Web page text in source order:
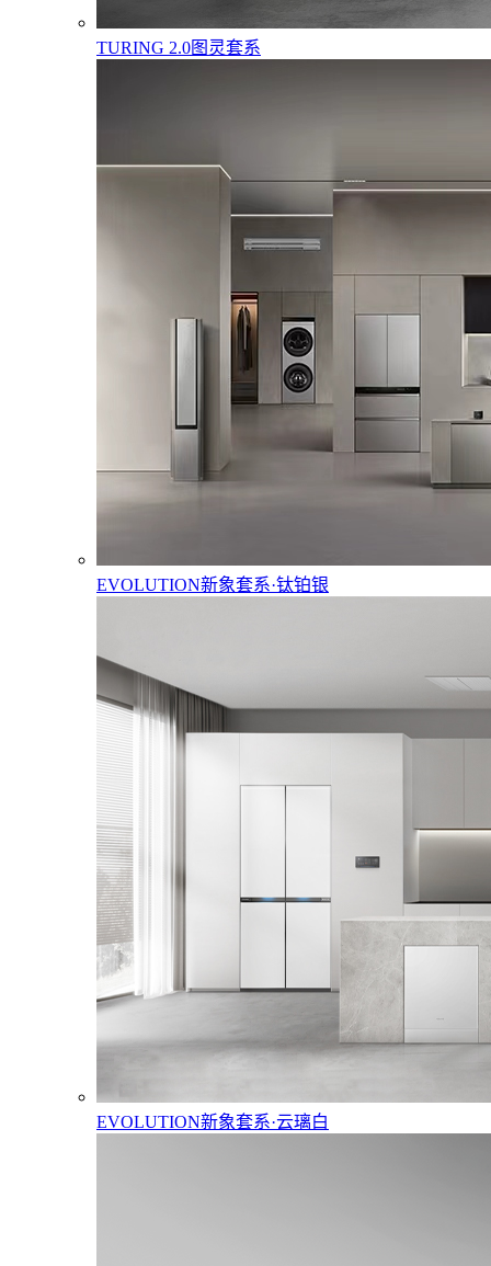
TURING 2.0图灵套系
EVOLUTION新象套系·钛铂银
EVOLUTION新象套系·云璃白